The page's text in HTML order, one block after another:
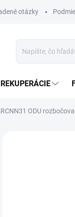
otázky
REKUPERÁCIE
ODU